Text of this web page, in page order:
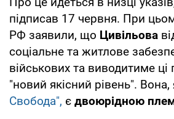
підписав 17 червня. При
РФ заявили, що Цивільова
соціальне та житлове
військових та виводитиме ці
"новий якісний рівень".
Свобода", є двоюрідною